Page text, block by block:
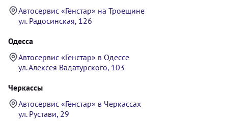
Автосервис «Генстар» на Троещине
ул. Радосинская, 126
Одесса
Автосервис «Генстар» в Одессе
ул. Алексея Вадатурского, 103
Черкассы
Автосервис «Генстар» в Черкассах
ул. Рустави, 29